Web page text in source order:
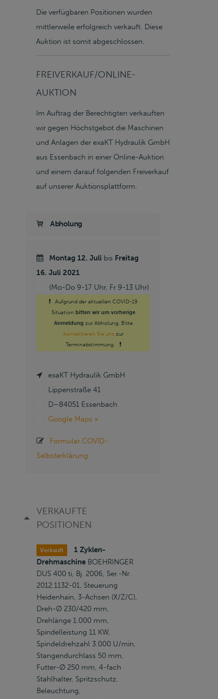
Die verfügbaren Positionen wurden
mittlerweile erfolgreich verkauft. Diese
Auktion ist somit abgeschlossen.
FREIVERKAUF/ONLINE-
AUKTION
Im Auftrag der Berechtigten verkauften
wir gegen Höchstgebot die Maschinen
und Anlagen der exaKT Hydraulik GmbH
aus Essenbach in einer Online-Auktion
und einem darauf folgenden Freiverkauf
auf unserer Auktionsplattform.
Abholung
Montag 12. Juli bis Freitag
16. Juli 2021
(Mo-Do 9-17 Uhr, Fr 9-13 Uhr)
Aufgrund der aktuellen COVID-19
Situation bitten wir um vorherige
Anmeldung zur Abholung. Bitte
kontaktieren Sie unszur
Terminabstimmung.
exaKT Hydraulik GmbH
Lippenstraße 41
D–84051 Essenbach
Google Maps »
Formular COVID-
Selbsterklärung
VERKAUFTE
POSITIONEN
Verkauft
1 Zyklen-
Drehmaschine BOEHRINGER
DUS 400 ti, Bj. 2006, Ser.-Nr.
2012.1132-01, Steuerung
Heidenhain, 3-Achsen (X/Z/C),
Dreh-Ø 230/420 mm,
Drehlänge 1.000 mm,
Spindelleistung 11 KW,
Spindeldrehzahl 3.000 U/min,
Stangendurchlass 50 mm,
Futter-Ø 250 mm, 4-fach
Stahlhalter, Spritzschutz,
Beleuchtung,